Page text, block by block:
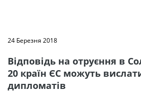
24 Березня 2018
Відповідь на отруєння в
20 країн ЄС можуть
дипломатів